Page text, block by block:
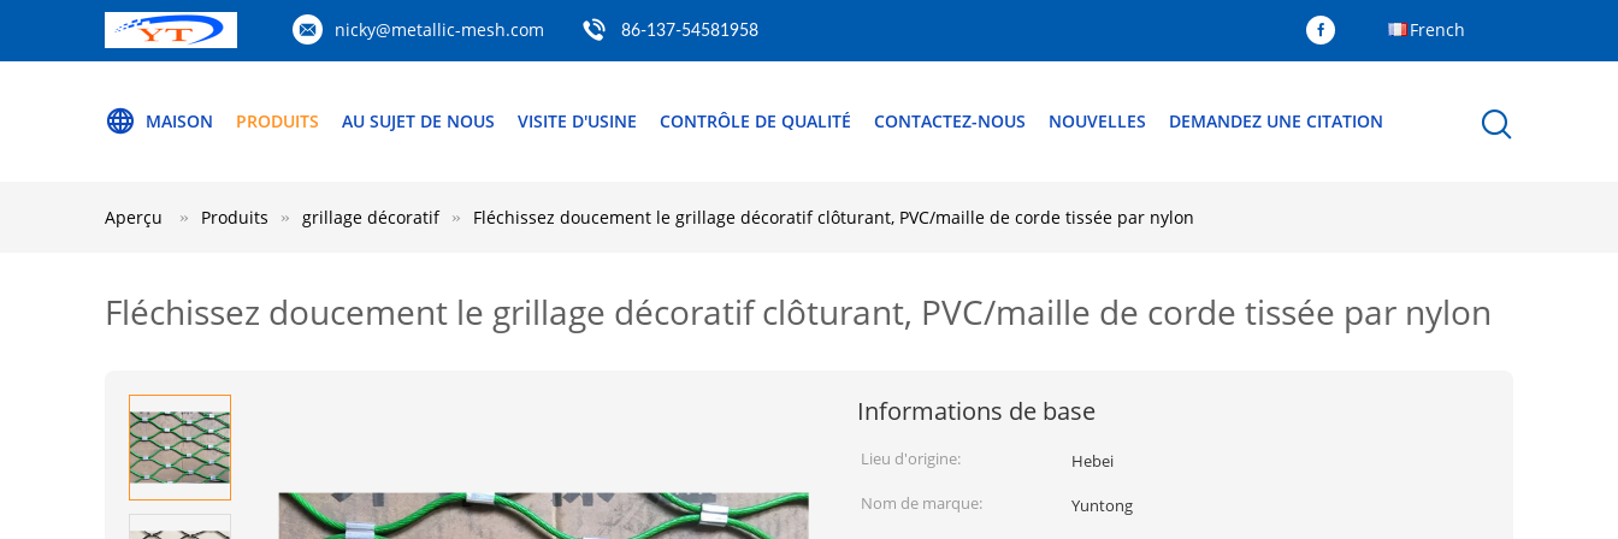
nicky@metallic-mesh.com 86-137-54581958 French
MAISON PRODUITS AU SUJET DE NOUS VISITE D'USINE CONTRÔLE DE QUALITÉ CONTACTEZ-NOUS NOUVELLES DEMANDEZ UNE CITATION
Aperçu Produits grillage décoratif Fléchissez doucement le grillage décoratif clôturant, PVC/maille de corde tissée par nylon
Fléchissez doucement le grillage décoratif clôturant, PVC/maille de corde tissée par nylon
Informations de base
Lieu d'origine:
Hebei
Nom de marque:
Yuntong